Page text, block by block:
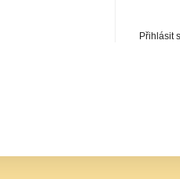
Přihlásit